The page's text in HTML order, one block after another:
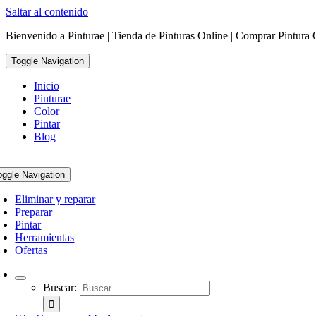
Saltar al contenido
Bienvenido a Pinturae | Tienda de Pinturas Online | Comprar Pintura
Toggle Navigation
Inicio
Pinturae
Color
Pintar
Blog
Navigation
Eliminar y reparar
Preparar
Pintar
Herramientas
Ofertas
Buscar: